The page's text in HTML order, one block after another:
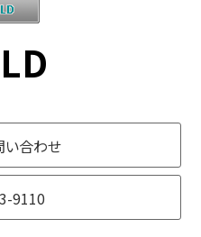
い合わせ
9110